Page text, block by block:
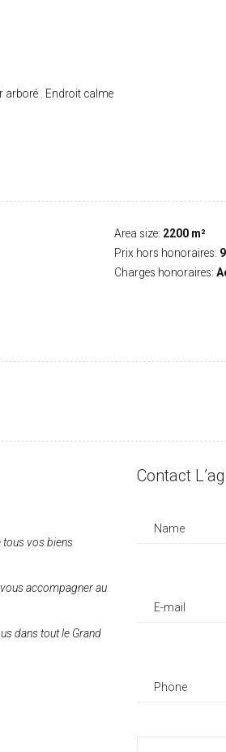
arboré . Endroit calme
Area size: 2200 m²
Prix hors honoraires:
Charges honoraires:
tous vos biens
accompagner au
dans tout le Grand
Contact
Name
E-mail
Phone